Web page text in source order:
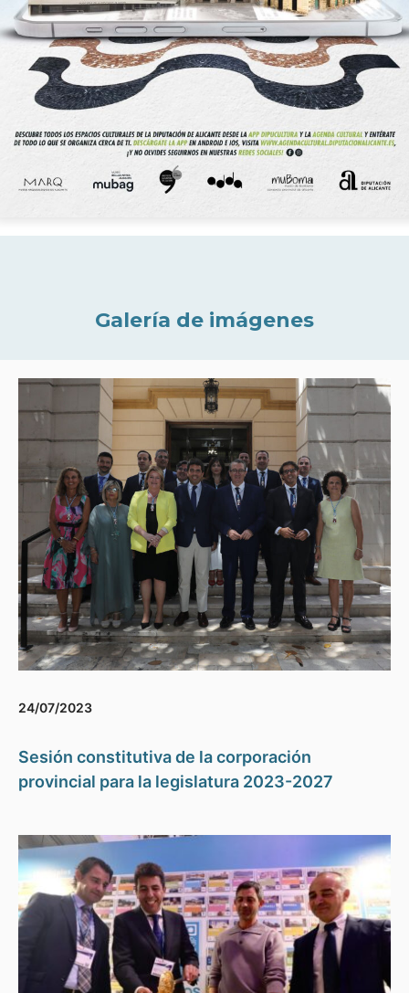
Galería de imágenes
24/07/2023
Sesión constitutiva de la corporación
provincial para la legislatura 2023-2027